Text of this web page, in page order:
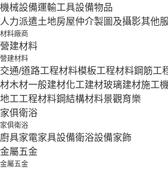
機械設備運輸工具設備物品
人力派遣土地房屋仲介製圖及攝影其他
材料廠商
營建材料
營建材料
交通/道路工程材料模板工程材料鋼筋工
材木材一般建材化工建材玻璃建材施工
地工工程材料鋼結構材料景觀育樂
家俱衛浴
家俱衛浴
廚具家電家具設備衛浴設備家飾
金屬五金
金屬五金